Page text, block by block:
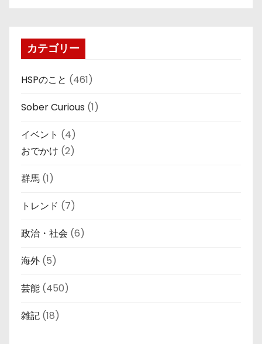
カテゴリー
HSPのこと (461)
Sober Curious (1)
イベント (4)
おでかけ (2)
群馬 (1)
トレンド (7)
政治・社会 (6)
海外 (5)
芸能 (450)
雑記 (18)